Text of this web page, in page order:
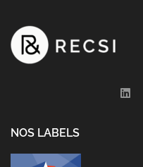
NOS LABELS